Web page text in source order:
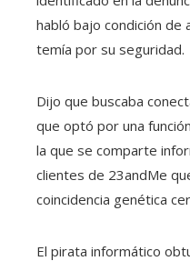
habló bajo condición de
temía por su seguridad.
Dijo que buscaba
que optó por una
la que se comparte
clientes de 23andMe
coincidencia genética
El pirata informático